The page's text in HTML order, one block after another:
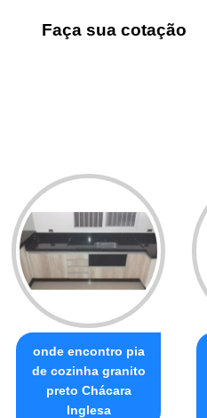
Faça sua cotação
onde encontro pia
de cozinha granito
preto Chácara
Inglesa